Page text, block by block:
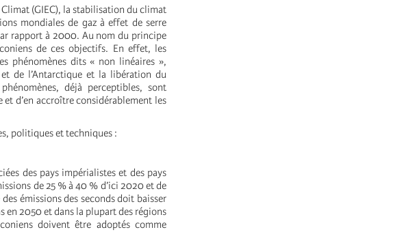
(GIEC), la stabilisation du climat
mondiales de gaz à effet de serre
rapport à 2000. Au nom du principe
de ces objectifs. En effet, les
phénomènes dits « non linéaires »,
de l’Antarctique et la libération du
déjà perceptibles, sont
d’en accroître considérablement les
politiques et techniques :
des pays impérialistes et des pays
de 25 % à 40 % d’ici 2020 et de
émissions des seconds doit baisser
en 2050 et dans la plupart des régions
doivent être adoptés comme